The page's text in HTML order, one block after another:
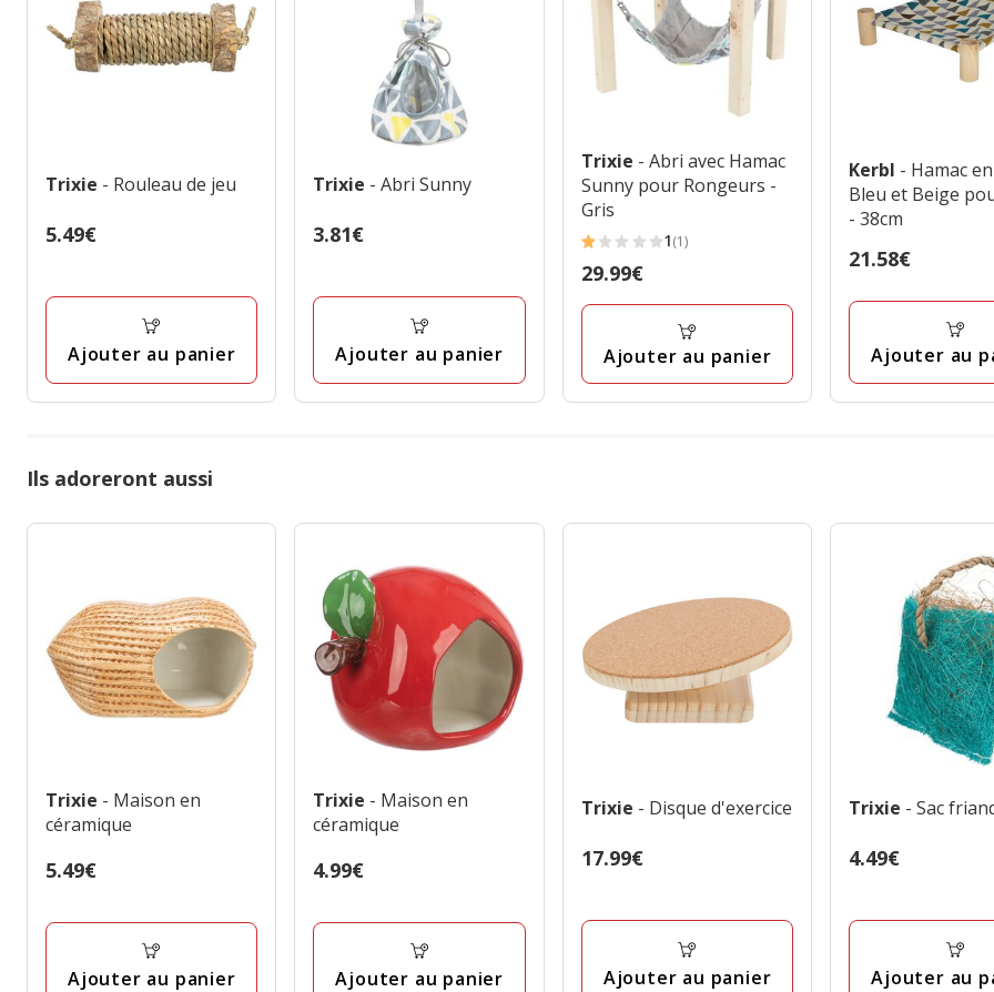
Trixie - Rouleau de jeu
Prix
5.49€
Ajouter au panier
Trixie - Abri Sunny
Prix
3.81€
Ajouter au panier
Trixie - Abri avec Hamac
Sunny pour Rongeurs -
Gris
1
étoiles
avec
avis
1(1)
Prix
29.99€
29.99€
Ajouter au panier
Kerbl - Hamac
Bleu et Beige
- 38cm
Prix
21.58€
Ajouter au
Ils adoreront aussi
Trixie - Maison en
céramique
Prix
5.49€
Ajouter au panier
Trixie - Maison en
céramique
Prix
4.99€
Ajouter au panier
Trixie - Disque d'exercice
Prix
17.99€
Ajouter au panier
Trixie - Sac
Prix
4.49€
Ajouter au